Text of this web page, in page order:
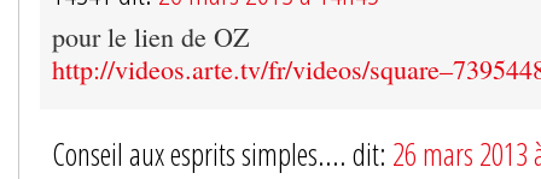
pour le lien de OZ
http://videos.arte.tv/fr/videos/
Conseil aux esprits simples.... dit: 26 mars 2013